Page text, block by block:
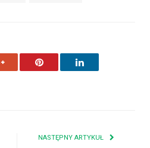
Google+ Pinterest LinkedIn
NASTĘPNY ARTYKUŁ